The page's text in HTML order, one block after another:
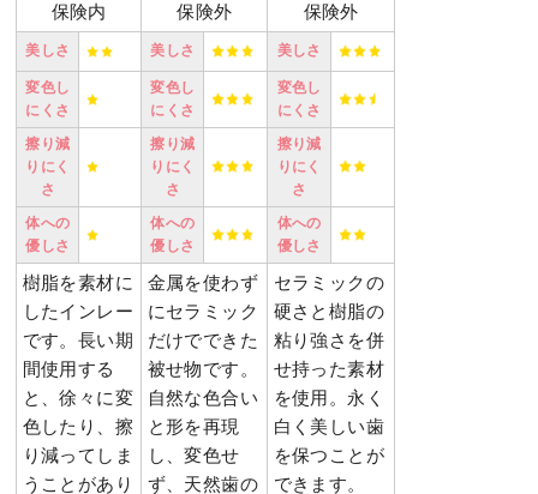
保険内 保険外 保険外
美しさ 美しさ 美しさ
変色し
にくさ
変色し
にくさ
変色し
にくさ
擦り減
りにく
さ
擦り減
りにく
さ
擦り減
りにく
さ
体への
優しさ
体への
優しさ
体への
優しさ
樹脂を素材に
したインレー
です。長い期
間使用する
と、徐々に変
色したり、擦
り減ってしま
うことがあり
金属を使わず
にセラミック
だけでできた
被せ物です。
自然な色合い
と形を再現
し、変色せ
ず、天然歯の
セラミックの
硬さと樹脂の
粘り強さを併
せ持った素材
を使用。永く
白く美しい歯
を保つことが
できます。